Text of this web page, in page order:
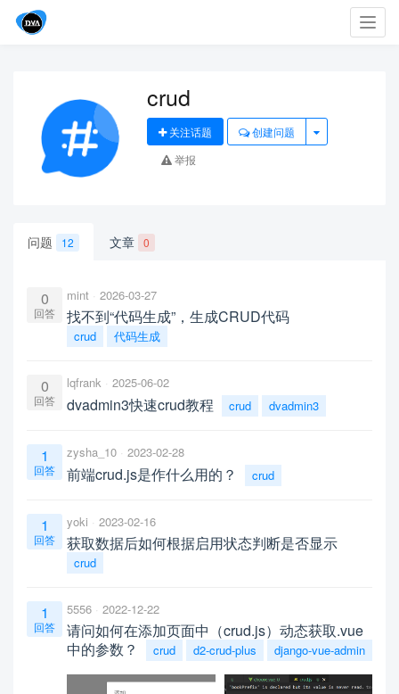
crud
关注话题
创建问题
举报
问题 12 文章 0
0
回答
mint 2026-03-27
找不到“代码生成”，生成CRUD代码
crud 代码生成
0
回答
lqfrank 2025-06-02
dvadmin3快速crud教程 crud dvadmin3
1
回答
zysha_10 2023-02-28
前端crud.js是作什么用的？ crud
1
回答
yoki 2023-02-16
获取数据后如何根据启用状态判断是否显示
crud
1
回答
5556 2022-12-22
请问如何在添加页面中（crud.js）动态获取.vue
中的参数？
crud d2-crud-plus django-vue-admin